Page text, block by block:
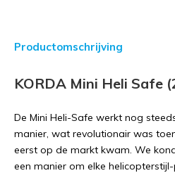
Productomschrijving
KORDA Mini Heli Safe
De Mini Heli-Safe werkt nog
manier, wat revolutionair was
eerst op de markt kwam. We
een manier om elke